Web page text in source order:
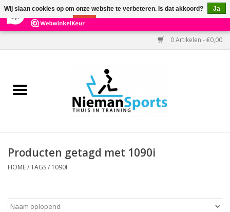
303 Reviews ×
0 Artikelen - €0,00
Home
Kracht
Producten getagd met 1090i
HOME/TAGS/ 1090I
Wij slaan cookies op om onze website te verbeteren. Is dat akkoord?
Ja
Nee